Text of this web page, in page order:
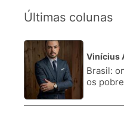
Últimas colunas
Vinícius
Brasil:
os